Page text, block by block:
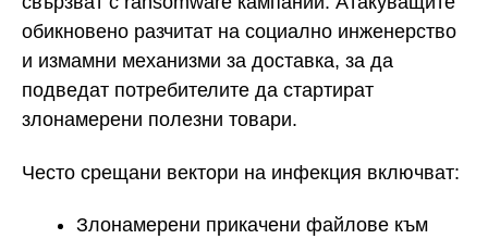
обикновено разчитат на социално инженерство
и измамни механизми за доставка, за да
подведат потребителите да стартират
злонамерени полезни товари.
Често срещани вектори на инфекция включват:
Злонамерени прикачени файлове към